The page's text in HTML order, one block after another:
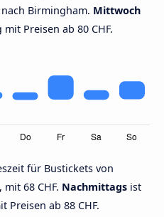
Birmingham. Mittwoch
Preisen ab 80 CHF.
für Bustickets von
68 CHF. Nachmittags ist
Preisen ab 88 CHF.